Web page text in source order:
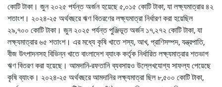
কোটি টাকা। জুন ২০২৫ পর্যন্ত অর্জন হয়েছে ৫,০১৫ কোটি টাকা, যা লক্ষ্যমাত্রার ৪২
শতাংশ। ২০২৪-২৫ অর্থবছরে ঋণ বিতরণের লক্ষ্যমাত্রা নির্ধারণ করা হয়েছিল
২৯,৭০০ কোটি টাকা। জুন ২০২৫ পর্যন্ত পুঞ্জিভূত অর্জন ১৭,২৭২ কোটি টাকা, যা
লক্ষ্যমাত্রার ৬৫ শতাংশ। এর মধ্যে কৃষি খাতে শস্য, আখ, প্রাণিসম্পদ, যন্ত্রপাতি,
বীজ উৎপাদনসহ বিভিন্ন খাতে বাংলাদেশ ব্যাংক কর্তৃক নির্ধারিত লক্ষ্যমাত্রার শতভাগ
ঋণ বিতরণ করা হয়েছে। আমদানি-রফতানি ব্যবসায়ও উল্লেখযোগ্য সাফল্য পেয়েছে
কৃষি ব্যাংক। ২০২৪-২৫ অর্থবছরে আমদানির লক্ষ্যমাত্রা ছিল ৮,৫০০ কোটি টাকা,